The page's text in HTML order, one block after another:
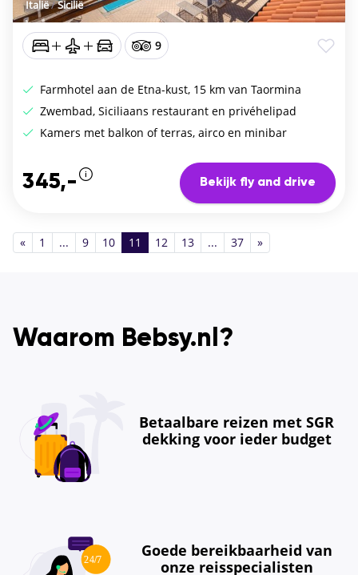
Italië/Sicilië
9
Farmhotel aan de Etna-kust, 15 km van Taormina
Zwembad, Siciliaans restaurant en privéhelipad
Kamers met balkon of terras, airco en minibar
345,- Bekijk fly and drive
« 1 ... 9 10 11 12 13 ... 37 »
Waarom Bebsy.nl?
Betaalbare reizen met SGR
dekking voor ieder budget
Goede bereikbaarheid van
onze reisspecialisten